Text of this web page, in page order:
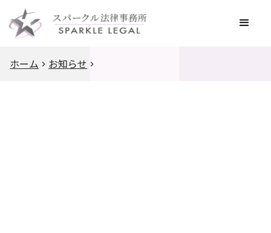
ホーム お知らせ